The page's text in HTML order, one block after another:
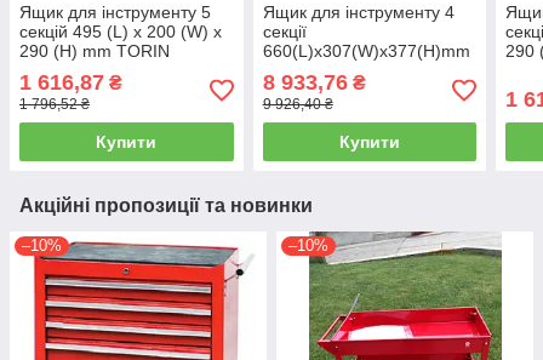
Ящик для інструменту 5
секцій 495 (L) x 200 (W) x
290 (H) mm TORIN
1 616,87 ₴
1 796,52 ₴
Купити
Ящик для інструменту 4
секції
660(L)x307(W)x377(H)mm
NTBT4004-X
8 933,76₴
9 926,40 ₴
Купити
290
1
Акційні пропозиції та новинки
–10% –10%